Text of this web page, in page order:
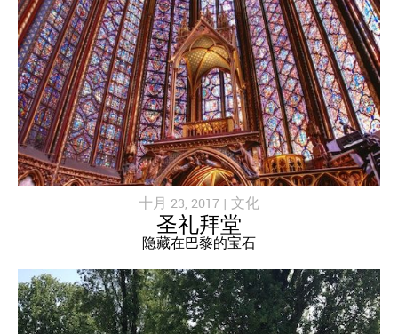
十月 23, 2017 | 文化
圣礼拜堂
隐藏在巴黎的宝石